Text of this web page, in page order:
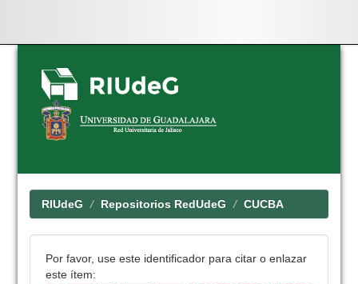
Skip
navigation
RIUdeG Repositorios RedUdeG CUCBA
Por favor, use este identificador para citar o enlazar
este ítem: